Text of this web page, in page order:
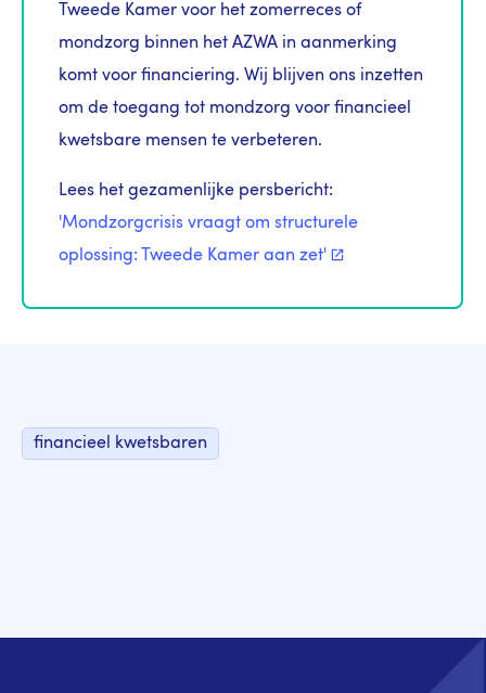
Tweede Kamer voor het zomerreces of
mondzorg binnen het AZWA in aanmerking
komt voor financiering. Wij blijven ons inzetten
om de toegang tot mondzorg voor financieel
kwetsbare mensen te verbeteren.
Lees het gezamenlijke persbericht:
'Mondzorgcrisis vraagt om structurele
oplossing: Tweede Kamer aan zet'
financieel kwetsbaren